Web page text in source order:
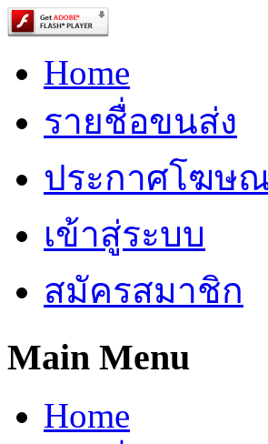
Home
รายชื่อขนส่ง
ประกาศโฆษ
เข้าสู่ระบบ
สมัครสมาชิก
Main Menu
Home